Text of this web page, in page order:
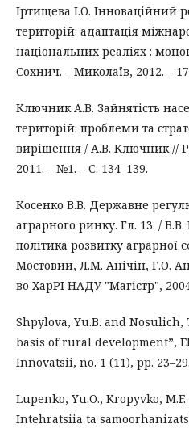
Іртищева І.О. Інноваційний
територій: адаптація
національних реаліях :
Сохнич. – Миколаїв, 2012. –
Ключник А.В. Зайнятість
територій: проблеми та
вирішення / А.В. Ключник //
2011. – №1. – С. 134–139.
Косенко В.В. Державне
аграрного ринку. Гл. 13. /
політика розвитку аграрної
Мостовий, Л.М. Анічін, Г.О.
во ХарРІ НАДУ "Магістр",
Shpylova, Yu.B. and Nosulich,
basis of rural development”,
Innovatsii, no. 1 (11), pp. 23–29.
Lupenko, Yu.O., Kropyvko,
Intehratsiia ta